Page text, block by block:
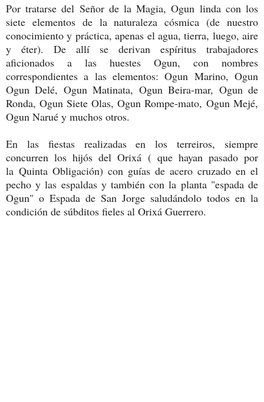
Por tratarse del Señor de la Magia, Ogun linda con los
siete elementos de la naturaleza cósmica (de nuestro
conocimiento y práctica, apenas el agua, tierra, luego, aire
y éter). De allí se derivan espíritus trabajadores
aficionados a las huestes Ogun, con nombres
correspondientes a las elementos: Ogun Marino, Ogun
Ogun Delé, Ogun Matinata, Ogun Beira-mar, Ogun de
Ronda, Ogun Siete Olas, Ogun Rompe-mato, Ogun Mejé,
Ogun Narué y muchos otros.
En las fiestas realizadas en los terreiros, siempre
concurren los hijós del Orixá ( que hayan pasado por
la Quinta Obligación) con guías de acero cruzado en el
pecho y las espaldas y también con la planta "espada de
Ogun" o Espada de San Jorge saludándolo todos en la
condición de súbditos fieles al Orixá Guerrero.